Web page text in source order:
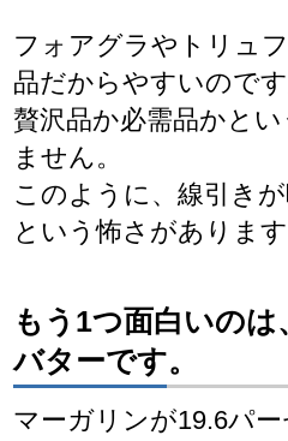
フォアグラやトリュ
品だからやすいので
贅沢品か必需品かと
ません。
このように、線引き
という怖さがあります
もう1つ面白いのは
バターです。
マーガリンが19.6パ